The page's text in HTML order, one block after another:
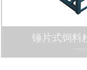
锤片式饲料